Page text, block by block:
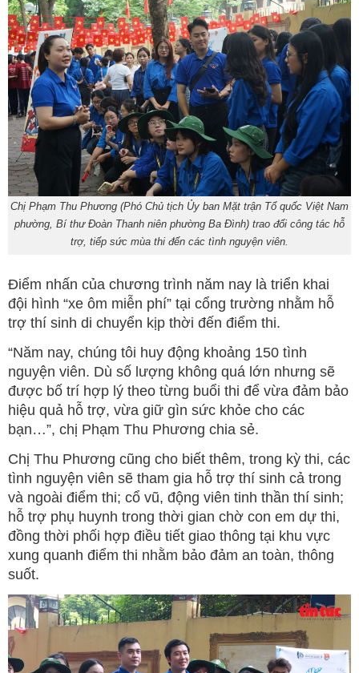
Chị Phạm Thu Phương (Phó Chủ tịch Ủy ban Mặt trận Tổ quốc Việt Nam
phường, Bí thư Đoàn Thanh niên phường Ba Đình) trao đổi công tác hỗ
trợ, tiếp sức mùa thi đến các tình nguyện viên.
Điểm nhấn của chương trình năm nay là triển khai
đội hình “xe ôm miễn phí” tại cổng trường nhằm hỗ
trợ thí sinh di chuyển kịp thời đến điểm thi.
“Năm nay, chúng tôi huy động khoảng 150 tình
nguyện viên. Dù số lượng không quá lớn nhưng sẽ
được bố trí hợp lý theo từng buổi thi để vừa đảm bảo
hiệu quả hỗ trợ, vừa giữ gìn sức khỏe cho các
bạn…”, chị Phạm Thu Phương chia sẻ.
Chị Thu Phương cũng cho biết thêm, trong kỳ thi, các
tình nguyện viên sẽ tham gia hỗ trợ thí sinh cả trong
và ngoài điểm thi; cổ vũ, động viên tinh thần thí sinh;
hỗ trợ phụ huynh trong thời gian chờ con em dự thi,
đồng thời phối hợp điều tiết giao thông tại khu vực
xung quanh điểm thi nhằm bảo đảm an toàn, thông
suốt.